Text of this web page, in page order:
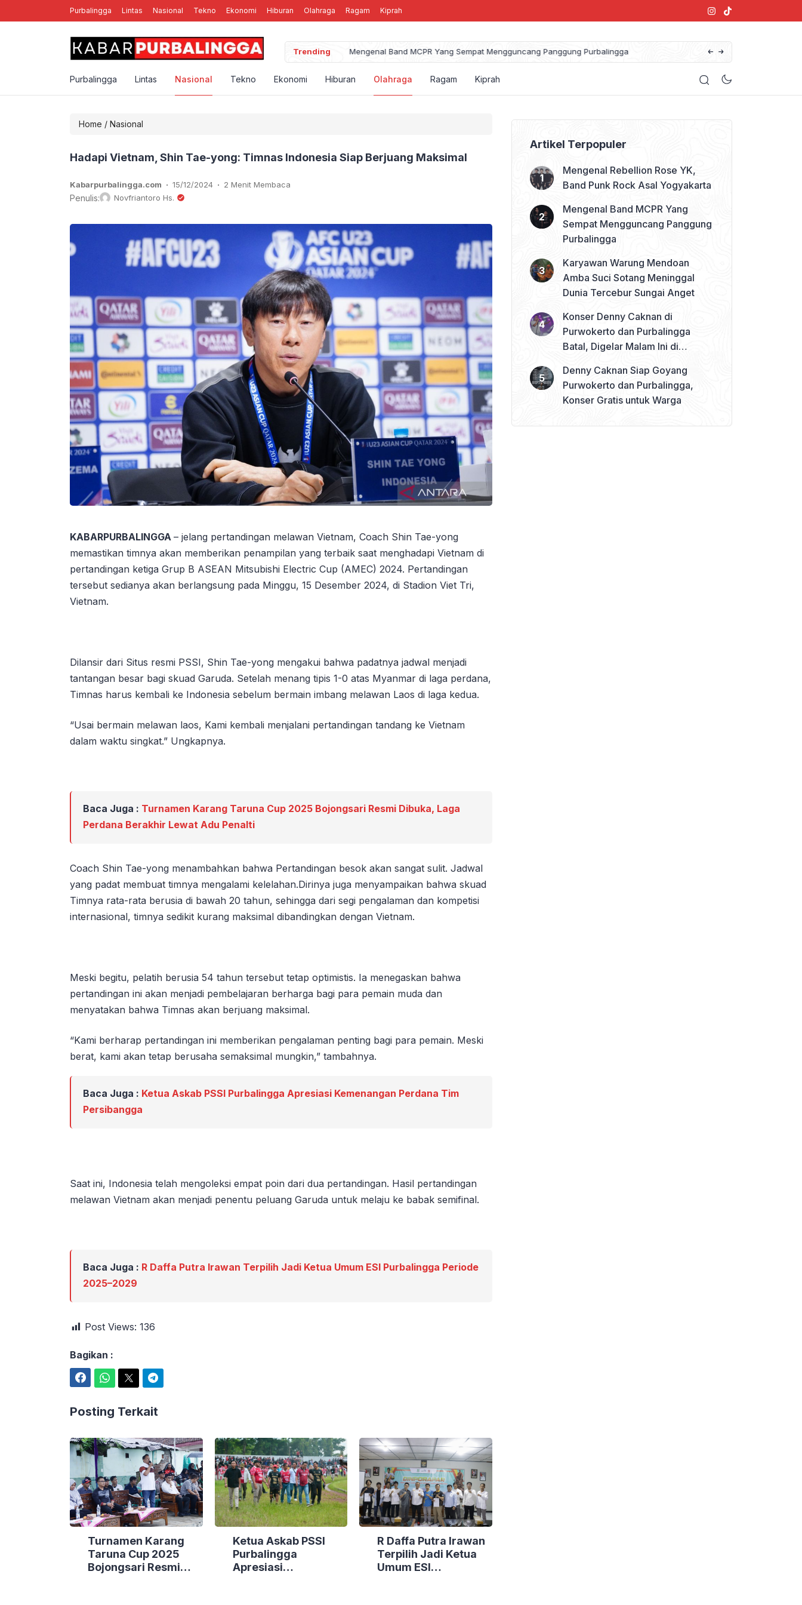
Purbalingga Lintas Nasional Tekno Ekonomi Hiburan Olahraga Ragam Kiprah
Trending
Rebellion Rose YK, Band Punk Rock Asal Yogyakarta Mengenal Band MCPR Yang Sempat Mengguncang Panggung Purbalingga
Purbalingga Lintas Nasional Tekno Ekonomi Hiburan Olahraga Ragam Kiprah
Home / Nasional
Hadapi Vietnam, Shin Tae-yong: Timnas Indonesia Siap Berjuang Maksimal
Kabarpurbalingga.com . 15/12/2024 . 2 Menit Membaca
Penulis: Novfriantoro Hs.
KABARPURBALINGGA – jelang pertandingan melawan Vietnam, Coach Shin Tae-yong
memastikan timnya akan memberikan penampilan yang terbaik saat menghadapi Vietnam di
pertandingan ketiga Grup B ASEAN Mitsubishi Electric Cup (AMEC) 2024. Pertandingan
tersebut sedianya akan berlangsung pada Minggu, 15 Desember 2024, di Stadion Viet Tri,
Vietnam.
Dilansir dari Situs resmi PSSI, Shin Tae-yong mengakui bahwa padatnya jadwal menjadi
tantangan besar bagi skuad Garuda. Setelah menang tipis 1-0 atas Myanmar di laga perdana,
Timnas harus kembali ke Indonesia sebelum bermain imbang melawan Laos di laga kedua.
“Usai bermain melawan laos, Kami kembali menjalani pertandingan tandang ke Vietnam
dalam waktu singkat.” Ungkapnya.
Baca Juga : Turnamen Karang Taruna Cup 2025 Bojongsari Resmi Dibuka, Laga
Perdana Berakhir Lewat Adu Penalti
Coach Shin Tae-yong menambahkan bahwa Pertandingan besok akan sangat sulit. Jadwal
yang padat membuat timnya mengalami kelelahan.Dirinya juga menyampaikan bahwa skuad
Timnya rata-rata berusia di bawah 20 tahun, sehingga dari segi pengalaman dan kompetisi
internasional, timnya sedikit kurang maksimal dibandingkan dengan Vietnam.
Meski begitu, pelatih berusia 54 tahun tersebut tetap optimistis. Ia menegaskan bahwa
pertandingan ini akan menjadi pembelajaran berharga bagi para pemain muda dan
menyatakan bahwa Timnas akan berjuang maksimal.
“Kami berharap pertandingan ini memberikan pengalaman penting bagi para pemain. Meski
berat, kami akan tetap berusaha semaksimal mungkin,” tambahnya.
Baca Juga : Ketua Askab PSSI Purbalingga Apresiasi Kemenangan Perdana Tim
Persibangga
Saat ini, Indonesia telah mengoleksi empat poin dari dua pertandingan. Hasil pertandingan
melawan Vietnam akan menjadi penentu peluang Garuda untuk melaju ke babak semifinal.
Baca Juga : R Daffa Putra Irawan Terpilih Jadi Ketua Umum ESI Purbalingga Periode
2025–2029
Post Views: 136
Bagikan :
Posting Terkait
Turnamen Karang
Taruna Cup 2025
Bojongsari Resmi
Ketua Askab PSSI
Purbalingga
Apresiasi
R Daffa Putra Irawan
Terpilih Jadi Ketua
Umum ESI
Artikel Terpopuler
Mengenal Rebellion Rose YK,
Band Punk Rock Asal Yogyakarta
Mengenal Band MCPR Yang
Sempat Mengguncang Panggung
Purbalingga
Karyawan Warung Mendoan
Amba Suci Sotang Meninggal
Dunia Tercebur Sungai Anget
Konser Denny Caknan di
Purwokerto dan Purbalingga
Batal, Digelar Malam Ini di
Denny Caknan Siap Goyang
Purwokerto dan Purbalingga,
Konser Gratis untuk Warga